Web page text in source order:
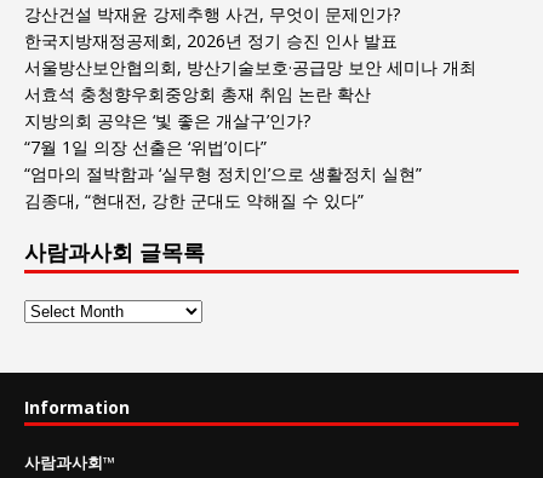
강산건설 박재윤 강제추행 사건, 무엇이 문제인가?
한국지방재정공제회, 2026년 정기 승진 인사 발표
서울방산보안협의회, 방산기술보호·공급망 보안 세미나 개최
서효석 충청향우회중앙회 총재 취임 논란 확산
지방의회 공약은 ‘빛 좋은 개살구’인가?
“7월 1일 의장 선출은 ‘위법’이다”
“엄마의 절박함과 ‘실무형 정치인’으로 생활정치 실현”
김종대, “현대전, 강한 군대도 약해질 수 있다”
사람과사회 글목록
사
회
목
Information
사람과사회™